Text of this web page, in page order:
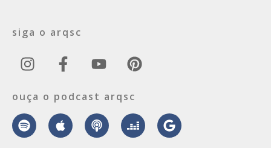
siga o arqsc
ouça o podcast arqsc